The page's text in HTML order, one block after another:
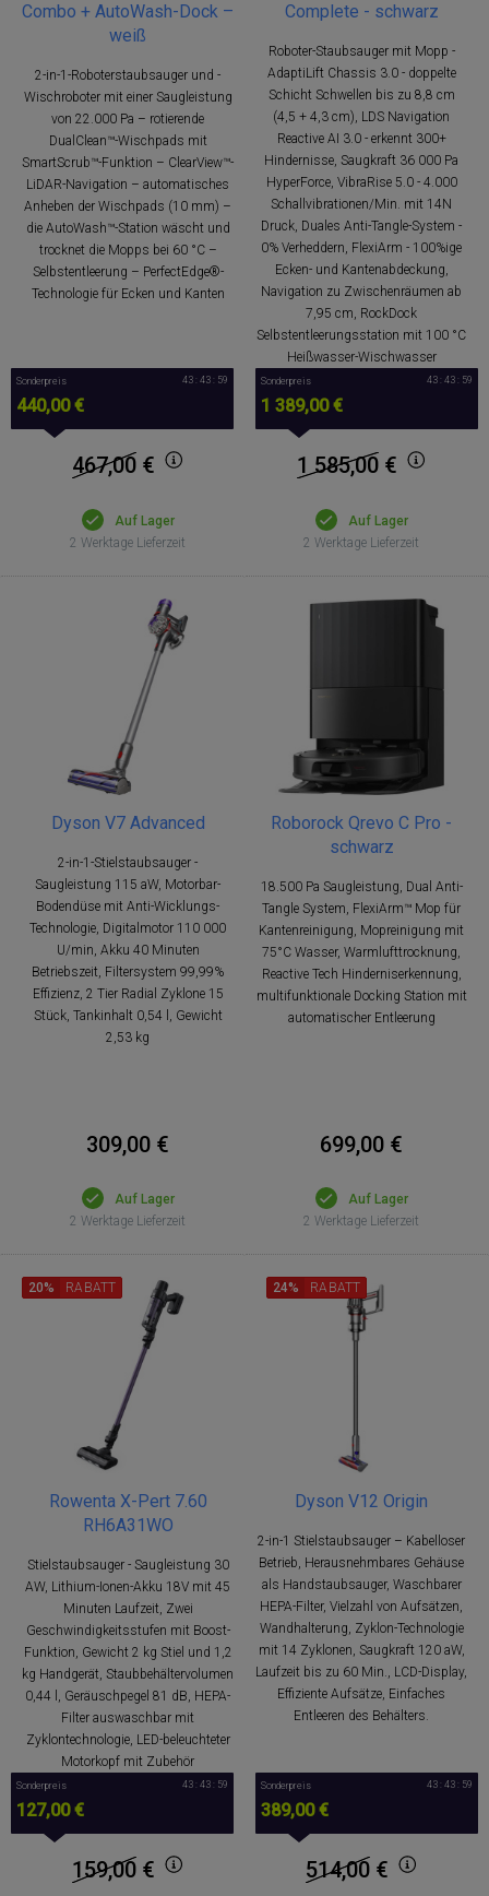
Combo + AutoWash-Dock –
weiß
2-in-1-Roboterstaubsauger und -
Wischroboter mit einer Saugleistung
von 22.000 Pa – rotierende
DualClean™-Wischpads mit
SmartScrub™-Funktion – ClearView™-
LiDAR-Navigation – automatisches
Anheben der Wischpads (10 mm) –
die AutoWash™-Station wäscht und
trocknet die Mopps bei 60 °C –
Selbstentleerung – PerfectEdge®-
Technologie für Ecken und Kanten
Sonderpreis
440,00 €
43 : 43 : 58
467,00 €
Auf Lager
2 Werktage Lieferzeit
Complete - schwarz
Roboter-Staubsauger mit Mopp -
AdaptiLift Chassis 3.0 - doppelte
Schicht Schwellen bis zu 8,8 cm
(4,5 + 4,3 cm), LDS Navigation
Reactive AI 3.0 - erkennt 300+
Hindernisse, Saugkraft 36 000 Pa
HyperForce, VibraRise 5.0 - 4.000
Schallvibrationen/Min. mit 14N
Druck, Duales Anti-Tangle-System -
0% Verheddern, FlexiArm - 100%ige
Ecken- und Kantenabdeckung,
Navigation zu Zwischenräumen ab
7,95 cm, RockDock
Selbstentleerungsstation mit 100 °C
Heißwasser-Wischwasser
Sonderpreis
1 389,00 €
43 : 43 : 58
1 585,00 €
Auf Lager
2 Werktage Lieferzeit
Dyson V7 Advanced
2-in-1-Stielstaubsauger -
Saugleistung 115 aW, Motorbar-
Bodendüse mit Anti-Wicklungs-
Technologie, Digitalmotor 110 000
U/min, Akku 40 Minuten
Betriebszeit, Filtersystem 99,99%
Effizienz, 2 Tier Radial Zyklone 15
Stück, Tankinhalt 0,54 l, Gewicht
2,53 kg
309,00 €
Auf Lager
2 Werktage Lieferzeit
Roborock Qrevo C Pro -
schwarz
18.500 Pa Saugleistung, Dual Anti-
Tangle System, FlexiArm™ Mop für
Kantenreinigung, Mopreinigung mit
75°C Wasser, Warmlufttrocknung,
Reactive Tech Hinderniserkennung,
multifunktionale Docking Station mit
automatischer Entleerung
699,00 €
Auf Lager
2 Werktage Lieferzeit
Rowenta X-Pert 7.60
RH6A31WO
Stielstaubsauger - Saugleistung 30
AW, Lithium-Ionen-Akku 18V mit 45
Minuten Laufzeit, Zwei
Geschwindigkeitsstufen mit Boost-
Funktion, Gewicht 2 kg Stiel und 1,2
kg Handgerät, Staubbehältervolumen
0,44 l, Geräuschpegel 81 dB, HEPA-
Filter auswaschbar mit
Zyklontechnologie, LED-beleuchteter
Motorkopf mit Zubehör
20% RABATT
Sonderpreis
127,00 €
43 : 43 : 58
159,00 €
Dyson V12 Origin
2-in-1 Stielstaubsauger – Kabelloser
Betrieb, Herausnehmbares Gehäuse
als Handstaubsauger, Waschbarer
HEPA-Filter, Vielzahl von Aufsätzen,
Wandhalterung, Zyklon-Technologie
mit 14 Zyklonen, Saugkraft 120 aW,
Laufzeit bis zu 60 Min., LCD-Display,
Effiziente Aufsätze, Einfaches
Entleeren des Behälters.
24% RABATT
Sonderpreis
389,00 €
43 : 43 : 58
514,00 €